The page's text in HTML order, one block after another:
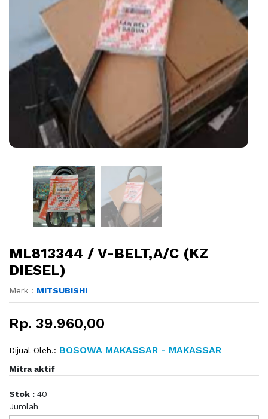
ML813344 / V-BELT,A/C (KZ
DIESEL)
Merk : MITSUBISHI
Rp. 39.960,00
Dijual Oleh.: BOSOWA MAKASSAR - MAKASSAR
Mitra aktif
Stok : 40
Jumlah